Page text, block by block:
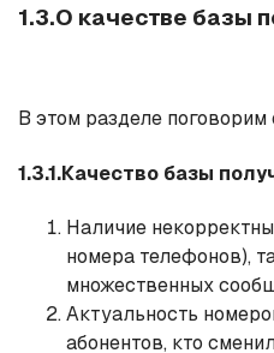
1.3.О качестве базы
В этом разделе поговорим
1.3.1.Качество базы
Наличие
номера телефонов),
множественных
Актуальность
абонентов, кто